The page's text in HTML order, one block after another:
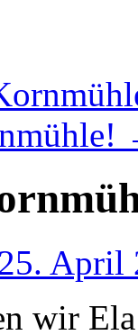
April
wir